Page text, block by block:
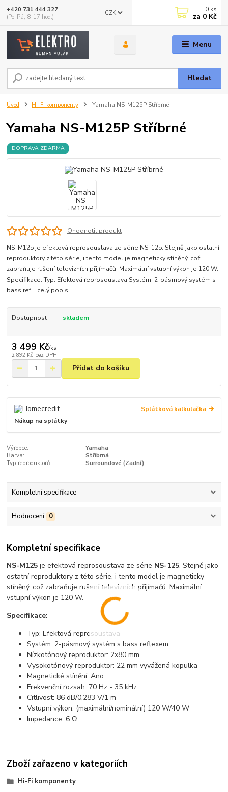
Menu
CZK
Hledat
+420 731 444 327
(Po-Pá, 8-17 hod.)
0 ks
za 0 Kč
Úvod Hi-Fi komponenty Yamaha NS-M125P Stříbrné
Yamaha NS-M125P Stříbrné
DOPRAVA ZDARMA
Ohodnotit produkt
NS-M125 je efektová reprosoustava ze série NS-125. Stejně jako ostatní
reproduktory z této série, i tento model je magneticky stíněný, což
zabraňuje rušení televizních přijímačů. Maximální vstupní výkon je 120 W.
Specifikace: Typ: Efektová reprosoustava Systém: 2-pásmový systém s
bass ref... celý popis
Dostupnost skladem
3 499 Kč/ks
2 892 Kč bez DPH
Přidat do košíku
Splátková kalkulačka
Nákup na splátky
Výrobce:
Yamaha
Barva:
Stříbrná
Typ reproduktorů:
Surroundové (Zadní)
Kompletní specifikace
Hodnocení 0
Kompletní specifikace
NS-M125 je efektová reprosoustava ze série NS-125. Stejně jako
ostatní reproduktory z této série, i tento model je magneticky
stíněný, což zabraňuje rušení televizních přijímačů. Maximální
vstupní výkon je 120 W.
Specifikace:
Typ: Efektová reprosoustava
Systém: 2-pásmový systém s bass reflexem
Nízkotónový reproduktor: 2x80 mm
Vysokotónový reproduktor: 22 mm vyvážená kopulka
Magnetické stínění: Ano
Frekvenční rozsah: 70 Hz - 35 kHz
Citlivost: 86 dB/0,283 V/1 m
Vstupní výkon: (maximální/nominální) 120 W/40 W
Impedance: 6 Ω
Zboží zařazeno v kategoriích
Hi-Fi komponenty